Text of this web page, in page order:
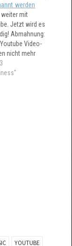
werden
weiter mit
Jetzt wird es
Abmahnung:
Video-
nicht mehr
YOUTUBE